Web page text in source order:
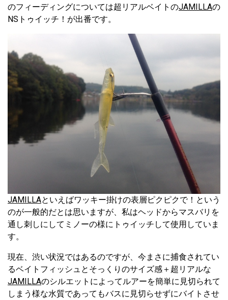
のフィーディングについては超リアルベイトのJAMILLAの
NSトゥイッチ！が出番です。
JAMILLAといえばワッキー掛けの表層ピクピクで！という
のが一般的だとは思いますが、私はヘッドからマスバリを
通し刺しにしてミノーの様にトゥイッチして使用していま
す。
現在、渋い状況ではあるのですが、今まさに捕食されてい
るベイトフィッシュとそっくりのサイズ感＋超リアルな
JAMILLAのシルエットによってルアーを簡単に見切られて
しまう様な水質であってもバスに見切らせずにバイトさせ